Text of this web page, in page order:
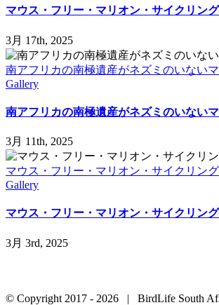
マウス・フリー・マリオン・サイクリン
3月 17th, 2025
南アフリカの南極遺産がネズミのいない
Gallery
南アフリカの南極遺産がネズミのいない
3月 11th, 2025
マウス・フリー・マリオン・サイクリン
Gallery
マウス・フリー・マリオン・サイクリン
3月 3rd, 2025
© Copyright 2017 - 2026 | BirdLife South